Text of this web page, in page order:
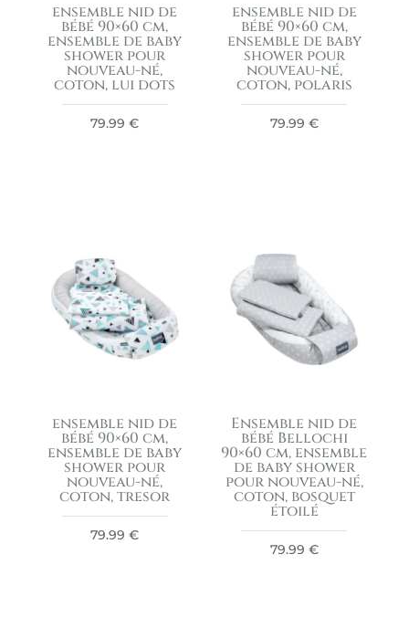
ensemble nid de
bébé 90×60 cm,
ensemble de baby
shower pour
nouveau-né,
coton, lui dots
79.99€
ensemble nid de
bébé 90×60 cm,
ensemble de baby
shower pour
nouveau-né,
coton, polaris
79.99 €
ensemble nid de
bébé 90×60 cm,
ensemble de baby
shower pour
nouveau-né,
coton, tresor
79.99€
Ensemble nid de
bébé Bellochi
90×60 cm, ensemble
de baby shower
pour nouveau-né,
coton, bosquet
étoilé
79.99 €